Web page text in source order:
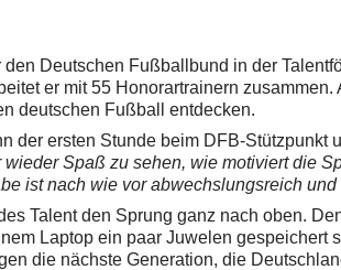
Deutschen Fußballbund in der
er mit 55 Honorartrainern
deutschen Fußball entdecken.
der ersten Stunde beim DFB-Stützpunkt
wieder Spaß zu sehen, wie motiviert die
ist nach wie vor abwechslungsreich und
Talent den Sprung ganz nach oben.
Laptop ein paar Juwelen gespeichert
die nächste Generation, die